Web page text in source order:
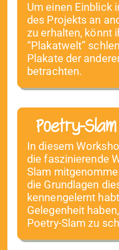
Um einen Ein­blick
des Pro­jek­ts an
zu erhal­ten, kön­nt
“Plakatwelt”
Plakate der
betrachten.
Poetry-
In diesem
die faszinierende
Slam
die Grund­la­gen
ken­nen­gel­ernt
Gele­gen­heit
Poet­ry-Slam zu